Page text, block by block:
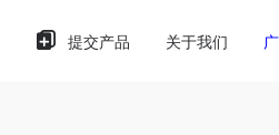
提交产品 关于我们